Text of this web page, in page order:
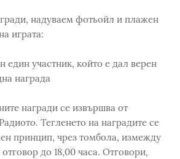
надуваем фотьойл и плажен
играта:
един участник, който е дал верен
награда
награди се извършва от
Тегленето на наградите се
принцип, чрез томбола, измежду
до 18,00 часа. Отговори,